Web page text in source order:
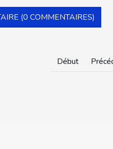
(0 COMMENTAIRES)
Début